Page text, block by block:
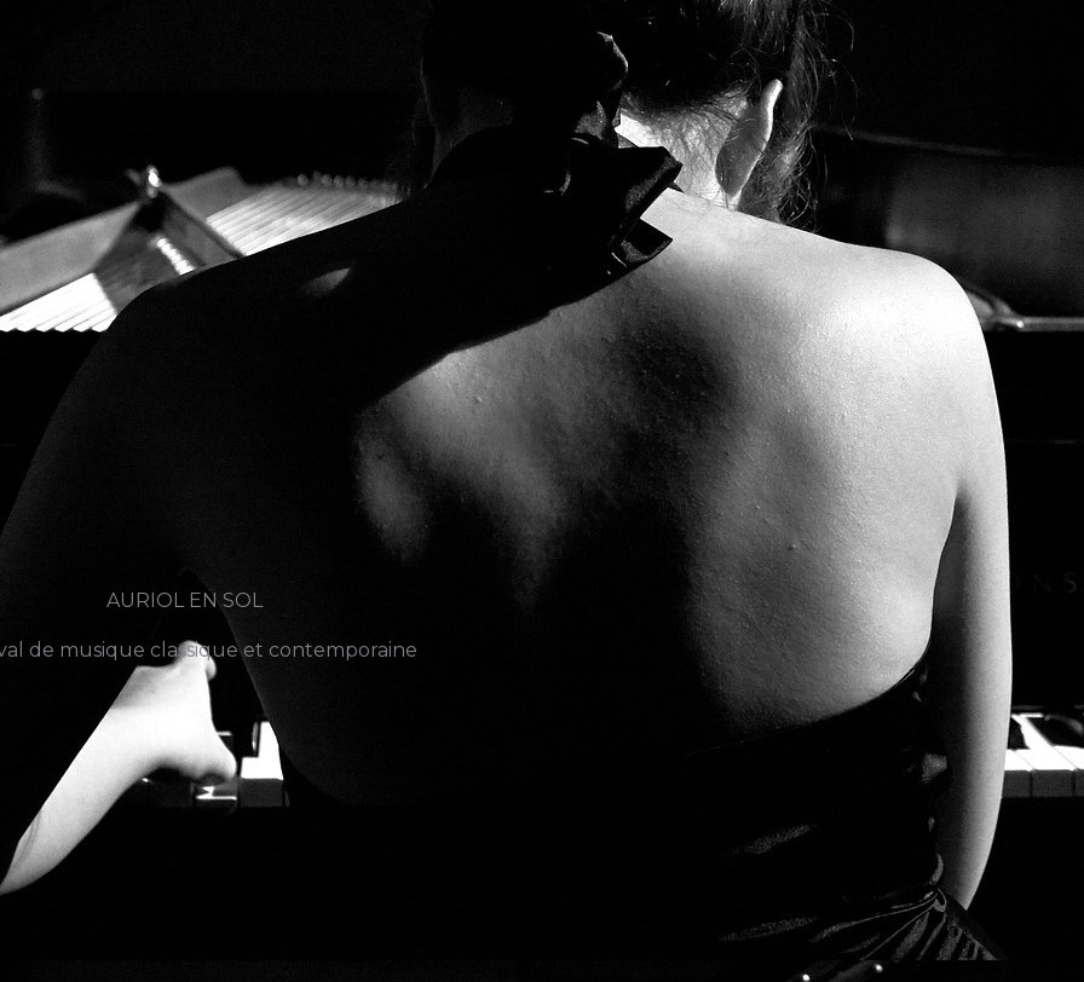
AURIOL EN SOL
de musique classique et contemporaine